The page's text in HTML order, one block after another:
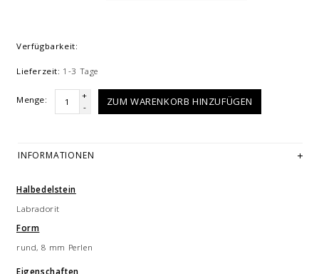
Verfügbarkeit:
Lieferzeit: 1-3 Tage
Menge:
+
-
ZUM WARENKORB HINZUFÜGEN
INFORMATIONEN
Halbedelstein
Labradorit
Form
rund, 8 mm Perlen
Eigenschaften